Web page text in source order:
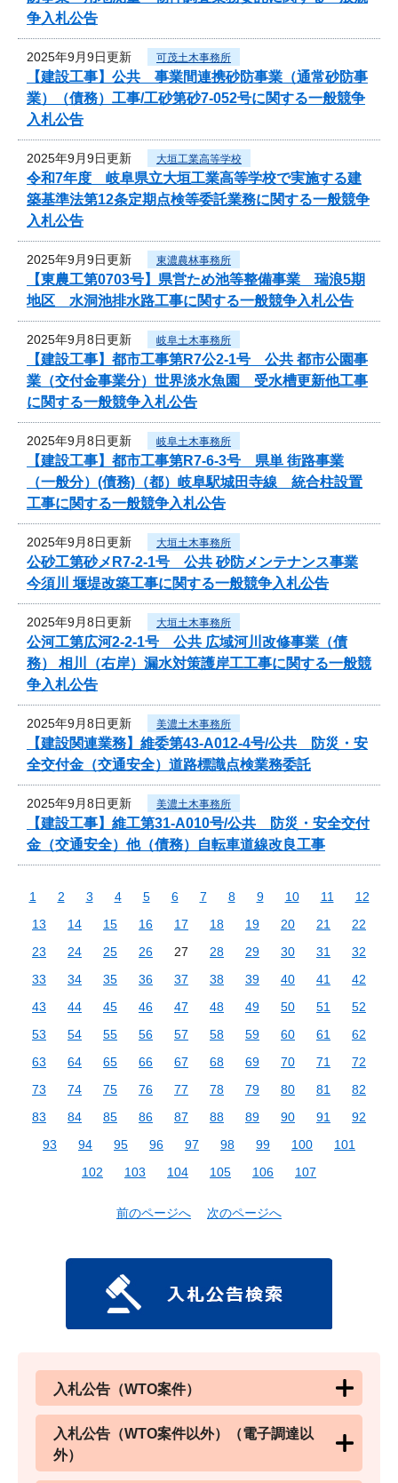
争入札公告
2025年9月9日更新 可茂土木事務所
【建設工事】公共 事業間連携砂防事業（通常砂防事
業）（債務）工事/工砂第砂7-052号に関する一般競争
入札公告
2025年9月9日更新 大垣工業高等学校
令和7年度 岐阜県立大垣工業高等学校で実施する建
築基準法第12条定期点検等委託業務に関する一般競争
入札公告
2025年9月9日更新 東濃農林事務所
【東農工第0703号】県営ため池等整備事業 瑞浪5期
地区 水洞池排水路工事に関する一般競争入札公告
2025年9月8日更新 岐阜土木事務所
【建設工事】都市工事第R7公2-1号 公共 都市公園事
業（交付金事業分）世界淡水魚園 受水槽更新他工事
に関する一般競争入札公告
2025年9月8日更新 岐阜土木事務所
【建設工事】都市工事第R7-6-3号 県単 街路事業
（一般分）(債務)（都）岐阜駅城田寺線 統合柱設置
工事に関する一般競争入札公告
2025年9月8日更新 大垣土木事務所
公砂工第砂メR7-2-1号 公共 砂防メンテナンス事業
今須川 堰堤改築工事に関する一般競争入札公告
2025年9月8日更新 大垣土木事務所
公河工第広河2-2-1号 公共 広域河川改修事業（債
務） 相川（右岸）漏水対策護岸工工事に関する一般競
争入札公告
2025年9月8日更新 美濃土木事務所
【建設関連業務】維委第43-A012-4号/公共 防災・安
全交付金（交通安全）道路標識点検業務委託
2025年9月8日更新 美濃土木事務所
【建設工事】維工第31-A010号/公共 防災・安全交付
金（交通安全）他（債務）自転車道線改良工事
1 2 3 4 5 6 7 8 9 10 11
12
13
14 15 16 17 18 19 20 21
22
23
24 25 26 27 28 29 30 31
32
33
34 35 36 37 38 39 40 41
42
43
44 45 46 47 48 49 50 51
52
53
54 55 56 57 58 59 60 61
62
63
64 65 66 67 68 69 70 71
72
73
74 75 76 77 78 79 80 81
82
83
84 85 86 87 88 89 90 91
92
93
94 95 96 97 98 99 100
101
102
103 104 105 106 107
前のページへ 次のページへ
入札公告（WTO案件）
入札公告（WTO案件以外）（電子調達以
外）